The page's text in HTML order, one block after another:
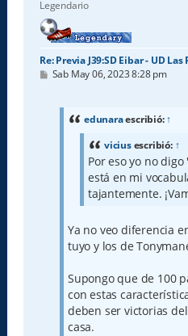
Legendario
Re: Previa J39:SD Eibar - UD
M
Sab May 06, 2023 8:28 pm
edunaraescribió:↑
viciusescribió: ↑
Por eso yo no
está en mi
tajantemente.
Ya no veo diferencia
tuyo y los de
Supongo que de 100
con estas
deben ser victorias
casa.